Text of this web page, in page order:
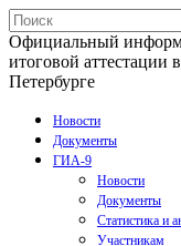
Официальный
итоговой аттестации
Петербурге
Новости
Документы
ГИА-9
Новости
Документы
Статистика и
Участникам